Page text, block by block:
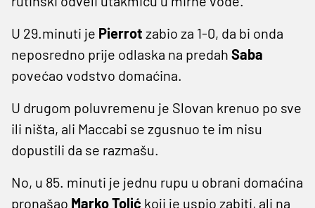
U 29.minuti je Pierrot zabio za 1-0, da bi onda
neposredno prije odlaska na predah Saba
povećao vodstvo domaćina.
U drugom poluvremenu je Slovan krenuo po sve
ili ništa, ali Maccabi se zgusnuo te im nisu
dopustili da se razmašu.
No, u 85. minuti je jednu rupu u obrani domaćina
pronašao Marko Tolić koji je uspio zabiti, ali na